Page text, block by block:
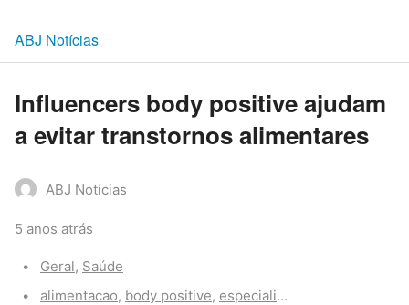
ABJ Notícias
Influencers body positive ajudam
a evitar transtornos alimentares
ABJ Notícias
5 anos atrás
Categories:
Geral, Saúde
Tags:
alimentacao, body positive, especialistas